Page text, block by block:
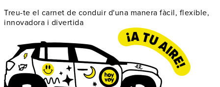
Treu-te el carnet de conduir d'una manera fàcil, flexible,
innovadora i divertida